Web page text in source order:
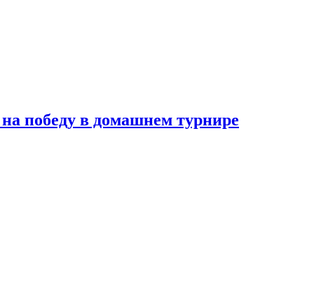
победу в домашнем турнире